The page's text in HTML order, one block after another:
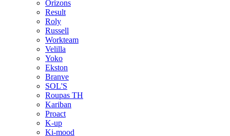
Orizons
Result
Roly
Russell
Workteam
Velilla
Yoko
Ekston
Branve
SOL'S
Roupas TH
Kariban
Proact
K-up
Ki-mood